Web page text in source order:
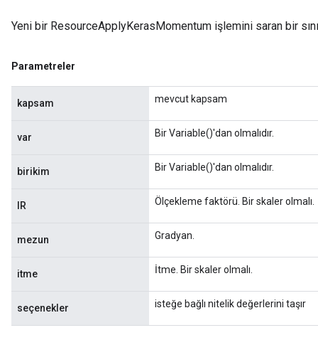
Yeni bir ResourceApplyKerasMomentum işlemini saran bir
Parametreler
kapsam mevcut kapsam
var Bir Variable()'dan olmalıdır.
birikim Bir Variable()'dan olmalıdır.
IR Ölçekleme faktörü. Bir skaler olmalı.
mezun Gradyan.
itme İtme. Bir skaler olmalı.
seçenekler isteğe bağlı nitelik değerlerini taşır